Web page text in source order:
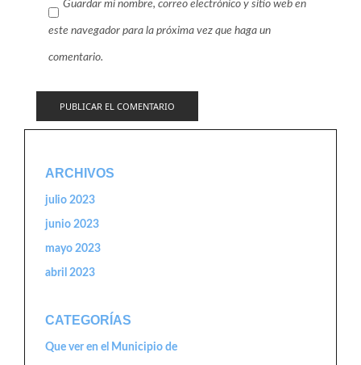
Guardar mi nombre, correo electrónico y sitio web en
este navegador para la próxima vez que haga un
comentario.
ARCHIVOS
julio 2023
junio 2023
mayo 2023
abril 2023
CATEGORÍAS
Que ver en el Municipio de